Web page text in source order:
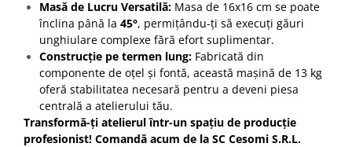
Masă de Lucru Versatilă: Masa de 16x16 cm se poate
înclina până la 45°, permițându-ți să execuți găuri
unghiulare complexe fără efort suplimentar.
Construcție pe termen lung: Fabricată din
componente de oțel și fontă, această mașină de 13 kg
oferă stabilitatea necesară pentru a deveni piesa
centrală a atelierului tău.
Transformă-ți atelierul într-un spațiu de producție
profesionist! Comandă acum de la SC Cesomi S.R.L.